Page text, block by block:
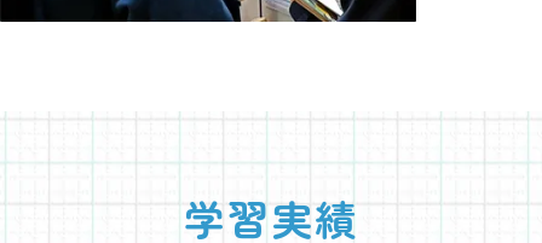
学習実績
お問い合わせはこちら